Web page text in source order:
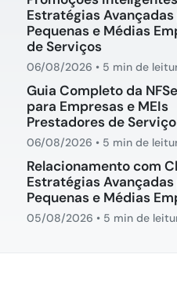
Estratégias Avançadas
Pequenas e Médias
de Serviços
06/08/2026 • 5 min de
Guia Completo da
para Empresas e MEIs
Prestadores de Serviço
06/08/2026 • 5 min de
Relacionamento com
Estratégias Avançadas
Pequenas e Médias
05/08/2026 • 5 min de